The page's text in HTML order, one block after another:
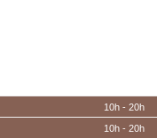
10h - 20h
10h - 20h